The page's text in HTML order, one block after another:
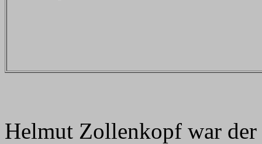
Helmut Zollenkopf war der